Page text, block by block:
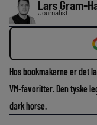
Lars Gram-
Journalist
Hos bookmakerne er det
VM-favoritter. Den tyske
dark horse.